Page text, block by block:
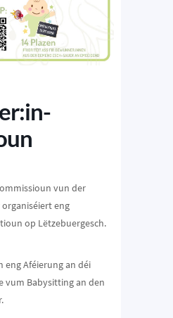
vun der
organiséiert eng
op Lëtzebuergesch.
eng Aféierung an déi
vum Babysitting an den